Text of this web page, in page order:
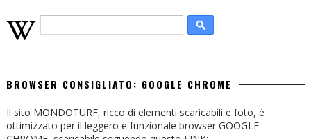
BROWSER CONSIGLIATO: GOOGLE CHROME
Il sito MONDOTURF, ricco di elementi scaricabili e foto, è
ottimizzato per il leggero e funzionale browser GOOGLE